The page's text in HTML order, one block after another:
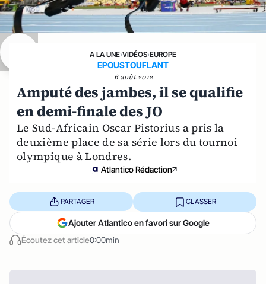
A LA UNE›VIDÉOS›EUROPE
EPOUSTOUFLANT
6 août 2012
Amputé des jambes, il se qualifie
en demi-finale des JO
Le Sud-Africain Oscar Pistorius a pris la
deuxième place de sa série lors du tournoi
olympique à Londres.
Atlantico Rédaction
Écoutez cet article0:00min
PARTAGER CLASSER
Ajouter Atlantico en favori sur Google